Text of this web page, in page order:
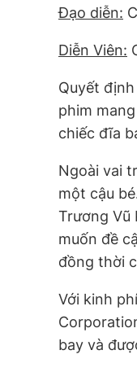
Đạo diễn:
Diễn Viên:
Quyết
phim
chiếc đĩa
Ngoài vai
một cậu
Trương Vũ
muốn đề
đồng thời
Với kinh
bay và